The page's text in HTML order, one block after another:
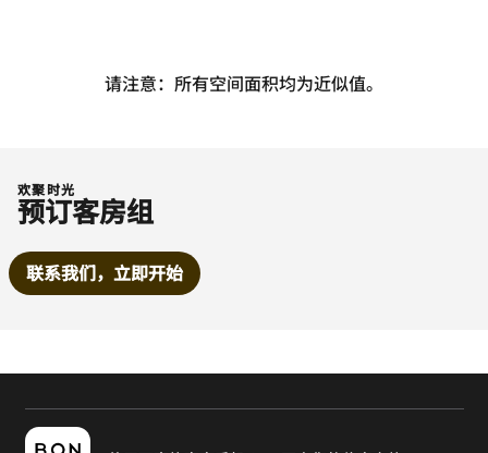
请注意：所有空间面积均为近似值。
欢聚时光
预订客房组
联系我们，立即开始